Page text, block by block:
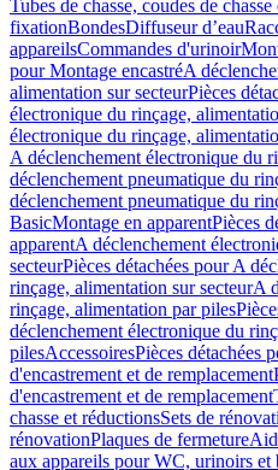
Tubes de chasse, coudes de
fixationBondesDiffuseur d’eau
appareilsCommandes d'urinoir
pour Montage encastréA
alimentation sur secteurPièces
électronique du rinçage,
électronique du rinçage,
A déclenchement électronique du
déclenchement pneumatique du
déclenchement pneumatique du
BasicMontage en apparentPièces
apparentA déclenchement
secteurPièces détachées pour A
rinçage, alimentation sur secteurA
rinçage, alimentation par piles
déclenchement électronique du
pilesAccessoiresPièces détachées
d'encastrement et de remplacement
d'encastrement et de remplacement
chasse et réductionsSets de
rénovationPlaques de fermeture
aux appareils pour WC, urinoirs et